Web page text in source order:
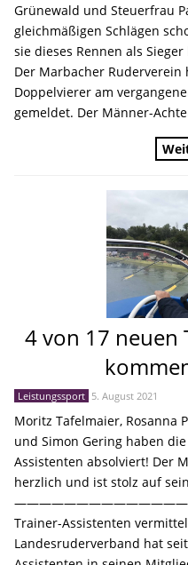
Grünewald und Steuerfrau
gleichmäßigen Schlägen
sie dieses Rennen als
Der Marbacher
Doppelvierer am
gemeldet. Der Männer-
4 von 17 neuen
Leistungssport 5. August 2021
Moritz Tafelmaier, Rosanna
und Simon Gering haben
Assistenten absolviert! Der
herzlich und ist stolz auf
Trainer-Assistenten
Landesruderverband hat